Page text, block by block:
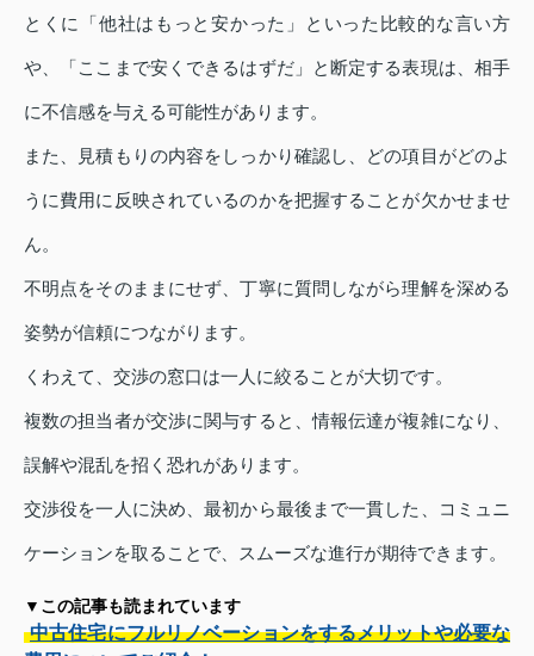
とくに「他社はもっと安かった」といった比較的な言い方
や、「ここまで安くできるはずだ」と断定する表現は、相手
に不信感を与える可能性があります。
また、見積もりの内容をしっかり確認し、どの項目がどのよ
うに費用に反映されているのかを把握することが欠かせませ
ん。
不明点をそのままにせず、丁寧に質問しながら理解を深める
姿勢が信頼につながります。
くわえて、交渉の窓口は一人に絞ることが大切です。
複数の担当者が交渉に関与すると、情報伝達が複雑になり、
誤解や混乱を招く恐れがあります。
交渉役を一人に決め、最初から最後まで一貫した、コミュニ
ケーションを取ることで、スムーズな進行が期待できます。
▼この記事も読まれています
中古住宅にフルリノベーションをするメリットや必要な